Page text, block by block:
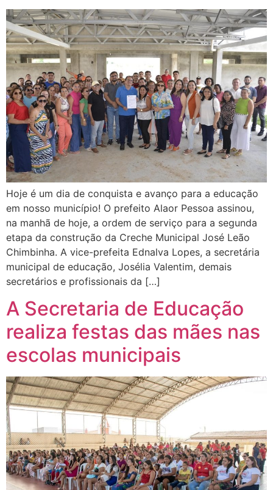
Hoje é um dia de conquista e avanço para a educação
em nosso município! O prefeito Alaor Pessoa assinou,
na manhã de hoje, a ordem de serviço para a segunda
etapa da construção da Creche Municipal José Leão
Chimbinha. A vice-prefeita Ednalva Lopes, a secretária
municipal de educação, Josélia Valentim, demais
secretários e profissionais da […]
A Secretaria de Educação
realiza festas das mães nas
escolas municipais